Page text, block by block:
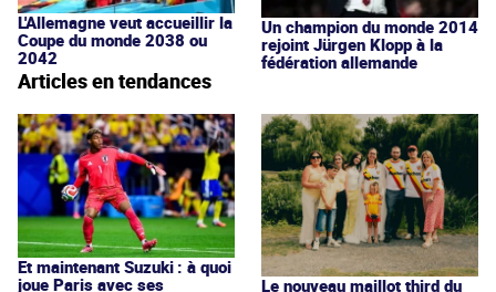
L'Allemagne veut accueillir la
Coupe du monde 2038 ou
2042
Un champion du monde 2014
rejoint Jürgen Klopp à la
fédération allemande
Articles en tendances
Et maintenant Suzuki : à quoi
joue Paris avec ses
Le nouveau maillot third du